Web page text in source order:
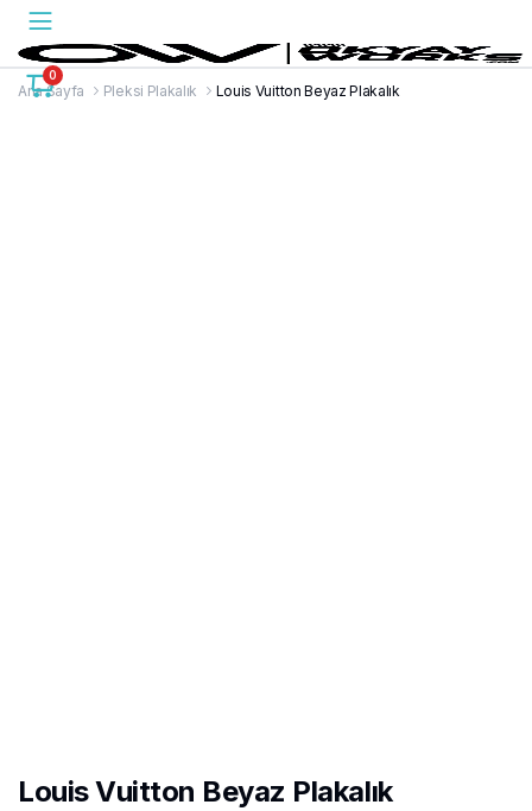
0
Ana Sayfa Pleksi Plakalık Louis Vuitton Beyaz Plakalık
Louis Vuitton Beyaz Plakalık